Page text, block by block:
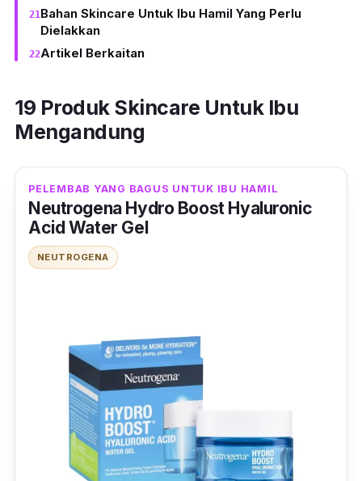
Bahan Skincare Untuk Ibu Hamil Yang Perlu
Dielakkan
Artikel Berkaitan
19 Produk Skincare Untuk Ibu
Mengandung
PELEMBAB YANG BAGUS UNTUK IBU HAMIL
Neutrogena Hydro Boost Hyaluronic
Acid Water Gel
NEUTROGENA